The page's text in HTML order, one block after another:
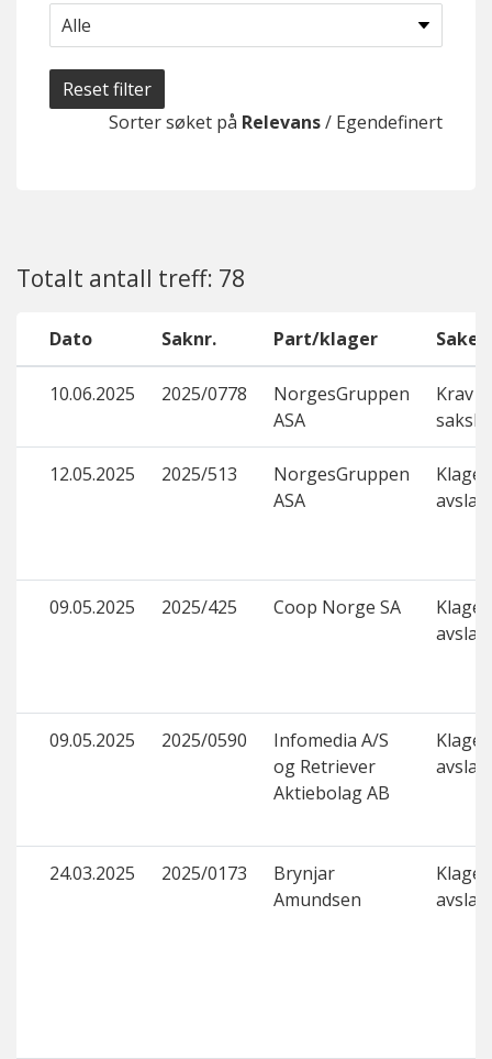
Reset filter
Sorter søket på Relevans/ Egendefinert
Totalt antall treff: 78
Dato Saknr. Part/klager
10.06.2025 2025/0778
NorgesGruppen
ASA
Krav
12.05.2025 2025/513
NorgesGruppen
ASA
Klage
09.05.2025 2025/425 Coop Norge SA
Klage
09.05.2025 2025/0590
Infomedia A/S
og Retriever
Aktiebolag AB
Klage
24.03.2025 2025/0173
Brynjar
Amundsen
Klage